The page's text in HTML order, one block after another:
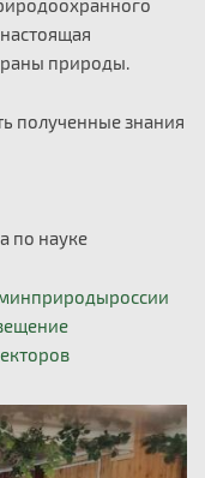
природы.
полученные знания
по науке